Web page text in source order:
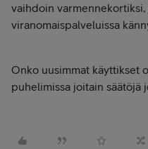
vaihdoin
viranomaispalveluissa
Onko uusimmat käyttikset
puhelimissa joitain säätöjä